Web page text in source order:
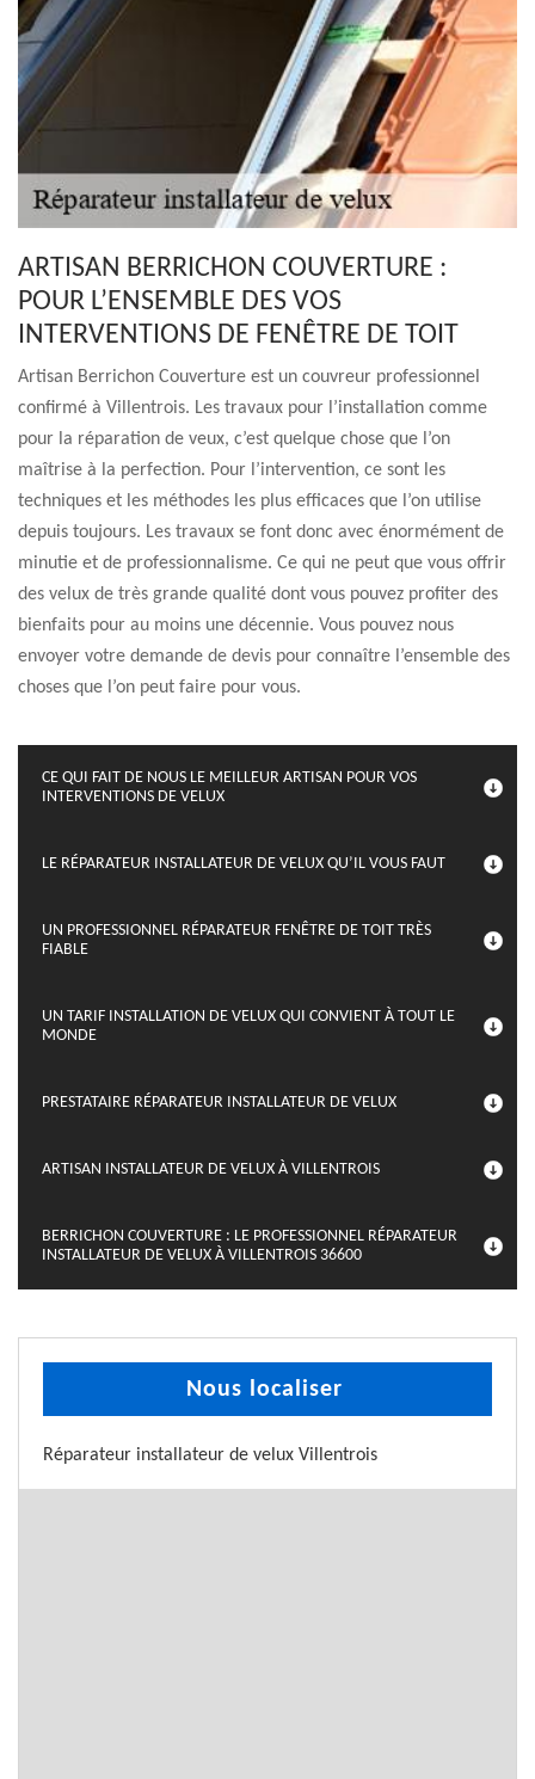
ARTISAN BERRICHON COUVERTURE :
POUR L’ENSEMBLE DES VOS
INTERVENTIONS DE FENÊTRE DE TOIT
Artisan Berrichon Couverture est un couvreur professionnel
confirmé à Villentrois. Les travaux pour l’installation comme
pour la réparation de veux, c’est quelque chose que l’on
maîtrise à la perfection. Pour l’intervention, ce sont les
techniques et les méthodes les plus efficaces que l’on utilise
depuis toujours. Les travaux se font donc avec énormément de
minutie et de professionnalisme. Ce qui ne peut que vous offrir
des velux de très grande qualité dont vous pouvez profiter des
bienfaits pour au moins une décennie. Vous pouvez nous
envoyer votre demande de devis pour connaître l’ensemble des
choses que l’on peut faire pour vous.
CE QUI FAIT DE NOUS LE MEILLEUR ARTISAN POUR VOS
INTERVENTIONS DE VELUX
LE RÉPARATEUR INSTALLATEUR DE VELUX QU’IL VOUS FAUT
UN PROFESSIONNEL RÉPARATEUR FENÊTRE DE TOIT TRÈS
FIABLE
UN TARIF INSTALLATION DE VELUX QUI CONVIENT À TOUT LE
MONDE
PRESTATAIRE RÉPARATEUR INSTALLATEUR DE VELUX
ARTISAN INSTALLATEUR DE VELUX À VILLENTROIS
BERRICHON COUVERTURE : LE PROFESSIONNEL RÉPARATEUR
INSTALLATEUR DE VELUX À VILLENTROIS 36600
Nous localiser
Réparateur installateur de velux Villentrois